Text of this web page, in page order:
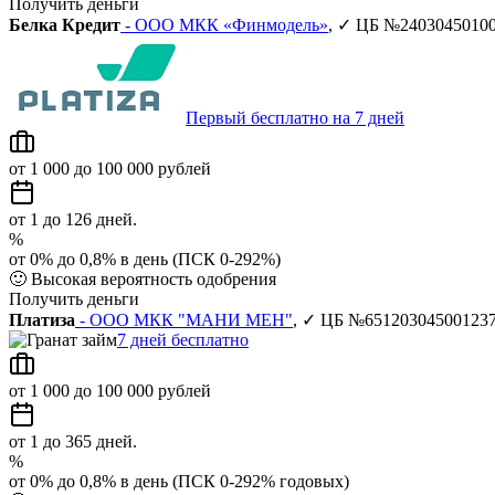
Белка Кредит - ООО МКК «Финмодель», ✓ ЦБ
Первый бесплатно на 7 дней
от 1 000 до 100 000 рублей
от 1 до 126 дней.
%
от 0% до 0,8% в день (ПСК 0-292%)
🙂 Высокая вероятность одобрения
Получить деньги
Платиза - ООО МКК "МАНИ МЕН", ✓ ЦБ
7 дней бесплатно
от 1 000 до 100 000 рублей
от 1 до 365 дней.
%
от 0% до 0,8% в день (ПСК 0-292% годовых)